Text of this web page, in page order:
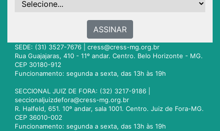
ASSINAR
SEDE: (31) 3527-7676 | cress@cress-mg.org.br
Rua Guajajaras, 410 - 11º andar. Centro. Belo Horizonte - MG.
CEP 30180-912
Funcionamento: segunda a sexta, das 13h às 19h
SECCIONAL JUIZ DE FORA: (32) 3217-9186 |
seccionaljuizdefora@cress-mg.org.br
R. Halfeld, 651. 10º andar, sala 1001. Centro. Juiz de Fora-MG.
CEP 36010-002
Funcionamento: segunda a sexta, das 13h às 19h